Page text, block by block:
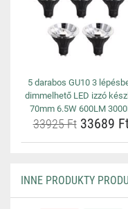
5 darabos GU10 3
dimmelhető LED izzó
70mm 6.5W 600LM
33925 Ft33689
INNE PRODUKTY